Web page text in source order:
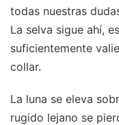
todas nuestras
La selva sigue ahí,
suficientemente
collar.
La luna se eleva
rugido lejano se